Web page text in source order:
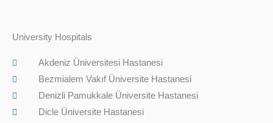
University Hospitals
Akdeniz Üniversitesi Hastanesi
Bezmialem Vakıf Üniversite Hastanesi
Denizli Pamukkale Üniversite Hastanesi
Dicle Üniversite Hastanesi